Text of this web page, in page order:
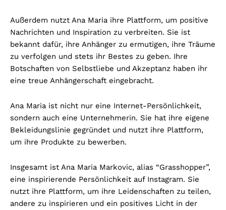
Außerdem nutzt Ana Maria ihre Plattform, um positive
Nachrichten und Inspiration zu verbreiten. Sie ist
bekannt dafür, ihre Anhänger zu ermutigen, ihre Träume
zu verfolgen und stets ihr Bestes zu geben. Ihre
Botschaften von Selbstliebe und Akzeptanz haben ihr
eine treue Anhängerschaft eingebracht.
Ana Maria ist nicht nur eine Internet-Persönlichkeit,
sondern auch eine Unternehmerin. Sie hat ihre eigene
Bekleidungslinie gegründet und nutzt ihre Plattform,
um ihre Produkte zu bewerben.
Insgesamt ist Ana Maria Markovic, alias “Grasshopper”,
eine inspirierende Persönlichkeit auf Instagram. Sie
nutzt ihre Plattform, um ihre Leidenschaften zu teilen,
andere zu inspirieren und ein positives Licht in der